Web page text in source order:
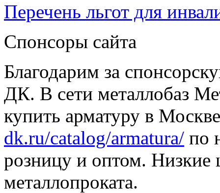
Перечень льгот для
Спонсоры сайта
Благодарим за
ДК. В сети металлобаз
купить арматуру в
dk.ru/catalog/armatura/ по
розницу и оптом. Низкие
металлопроката.